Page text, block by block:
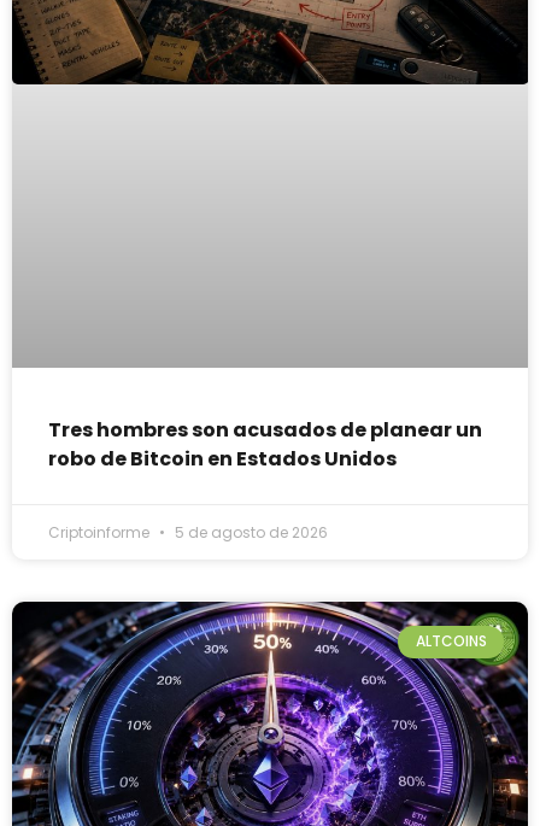
Tres hombres son acusados de planear un
robo de Bitcoin en Estados Unidos
Criptoinforme 5 de agosto de 2026
ALTCOINS